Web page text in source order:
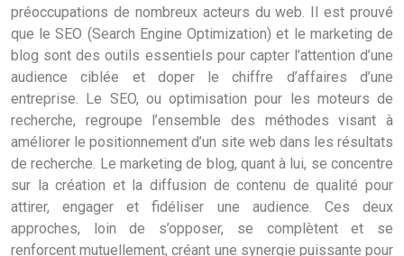
préoccupations de nombreux acteurs du web. Il est prouvé
que le SEO (Search Engine Optimization) et le marketing de
blog sont des outils essentiels pour capter l’attention d’une
audience ciblée et doper le chiffre d’affaires d’une
entreprise. Le SEO, ou optimisation pour les moteurs de
recherche, regroupe l’ensemble des méthodes visant à
améliorer le positionnement d’un site web dans les résultats
de recherche. Le marketing de blog, quant à lui, se concentre
sur la création et la diffusion de contenu de qualité pour
attirer, engager et fidéliser une audience. Ces deux
approches, loin de s’opposer, se complètent et se
renforcent mutuellement, créant une synergie puissante pour